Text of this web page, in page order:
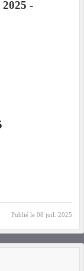
-
Publié le 08 juil. 2025